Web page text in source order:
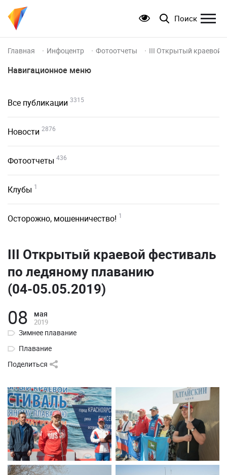
Поиск
Главная Инфоцентр Фотоотчеты III Открытый краевой
Навигационное меню
Все публикации 3315
Новости 2876
Фотоотчеты 436
Клубы 1
Осторожно, мошенничество! 1
III Открытый краевой фестиваль
по ледяному плаванию
(04-05.05.2019)
08 мая
2019
Зимнее плавание
Плавание
Поделиться